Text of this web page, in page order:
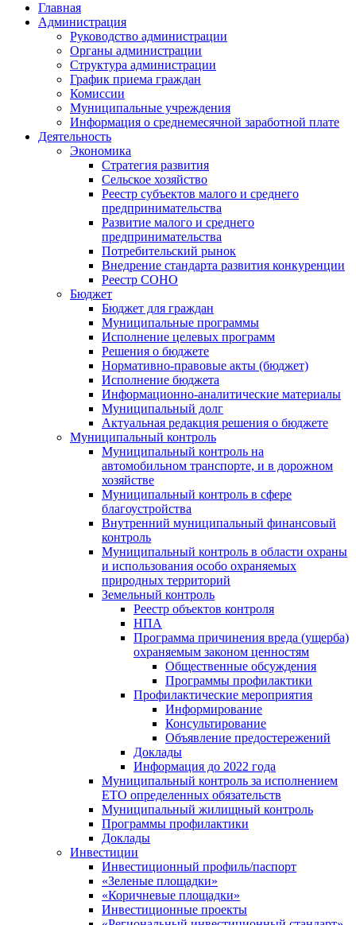
Главная
Администрация
Руководство администрации
Органы администрации
Структура администрации
График приема граждан
Комиссии
Муниципальные учреждения
Информация о среднемесячной заработной плате
Деятельность
Экономика
Стратегия развития
Сельское хозяйство
Реестр субъектов малого и среднего
предпринимательства
Развитие малого и среднего
предпринимательства
Потребительский рынок
Внедрение стандарта развития конкуренции
Реестр СОНО
Бюджет
Бюджет для граждан
Муниципальные программы
Исполнение целевых программ
Решения о бюджете
Нормативно-правовые акты (бюджет)
Исполнение бюджета
Информационно-аналитические материалы
Муниципальный долг
Актуальная редакция решения о бюджете
Муниципальный контроль
Муниципальный контроль на
автомобильном транспорте, и в дорожном
хозяйстве
Муниципальный контроль в сфере
благоустройства
Внутренний муниципальный финансовый
контроль
Муниципальный контроль в области охраны
и использования особо охраняемых
природных территорий
Земельный контроль
Реестр объектов контроля
НПА
Программа причинения вреда (ущерба)
охраняемым законом ценностям
Общественные обсуждения
Программы профилактики
Профилактические мероприятия
Информирование
Консультирование
Объявление предостережений
Доклады
Информация до 2022 года
Муниципальный контроль за исполнением
ЕТО определенных обязательств
Муниципальный жилищный контроль
Программы профилактики
Доклады
Инвестиции
Инвестиционный профиль/паспорт
«Зеленые площадки»
«Коричневые площадки»
Инвестиционные проекты